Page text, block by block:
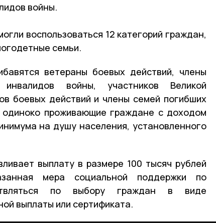
войны.
воспользоваться 12 категорий граждан,
семьи.
ветераны боевых действий, члены
войны, участников Великой
боевых действий и члены семей погибших
проживающие граждане с доходом
на душу населения, установленного
выплату в размере 100 тысяч рублей
мера социальной поддержки по
по выбору граждан в виде
выплаты или сертификата.